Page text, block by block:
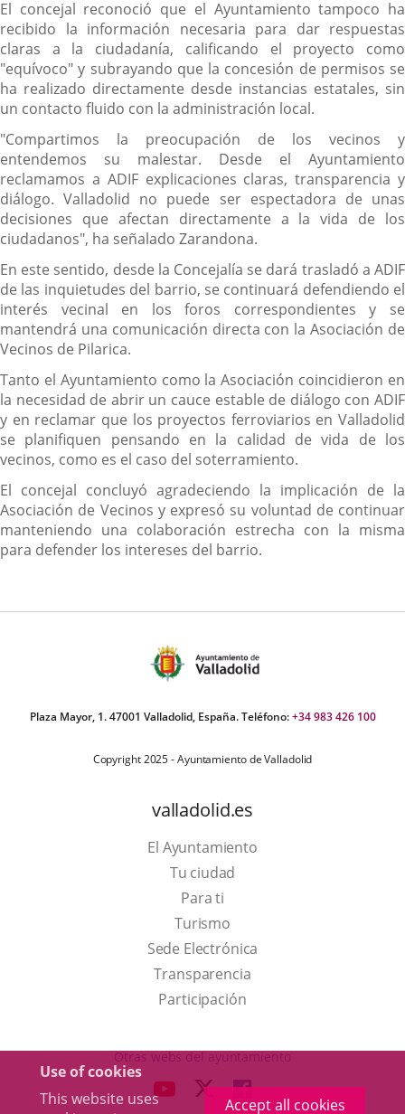
Use of cookies
This website uses
Accept all cookies
El concejal reconoció que el Ayuntamiento tampoco ha
recibido la información necesaria para dar respuestas
claras a la ciudadanía, calificando el proyecto como
"equívoco" y subrayando que la concesión de permisos se
ha realizado directamente desde instancias estatales, sin
un contacto fluido con la administración local.
"Compartimos la preocupación de los vecinos y
entendemos su malestar. Desde el Ayuntamiento
reclamamos a ADIF explicaciones claras, transparencia y
diálogo. Valladolid no puede ser espectadora de unas
decisiones que afectan directamente a la vida de los
ciudadanos", ha señalado Zarandona.
En este sentido, desde la Concejalía se dará trasladó a ADIF
de las inquietudes del barrio, se continuará defendiendo el
interés vecinal en los foros correspondientes y se
mantendrá una comunicación directa con la Asociación de
Vecinos de Pilarica.
Tanto el Ayuntamiento como la Asociación coincidieron en
la necesidad de abrir un cauce estable de diálogo con ADIF
y en reclamar que los proyectos ferroviarios en Valladolid
se planifiquen pensando en la calidad de vida de los
vecinos, como es el caso del soterramiento.
El concejal concluyó agradeciendo la implicación de la
Asociación de Vecinos y expresó su voluntad de continuar
manteniendo una colaboración estrecha con la misma
para defender los intereses del barrio.
Plaza Mayor, 1. 47001 Valladolid, España. Teléfono:+34 983 426 100
Copyright 2025 - Ayuntamiento de Valladolid
valladolid.es
El Ayuntamiento
Tu ciudad
Para ti
TurismoThis
link
will
open
a
up
Sede Electrónica
Transparencia
Participación
Otras webs del ayuntamiento
LINK LINKLINK